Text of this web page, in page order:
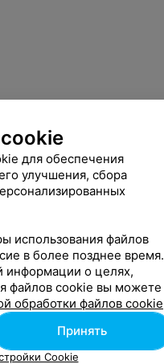
для обеспечения
улучшения, сбора
использования файлов
в более позднее время.
информации о целях,
файлов cookie вы можете
обработки файлов cookie
Принять
Cookie